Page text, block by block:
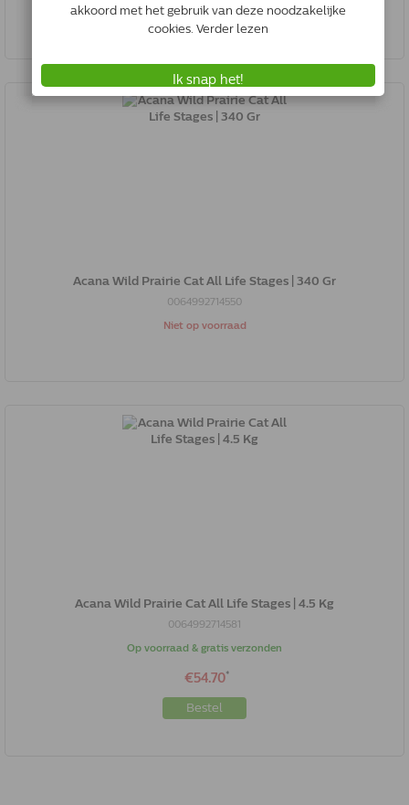
Bestel
Acana Wild Prairie Cat All Life Stages | 340 Gr
0064992714550
Niet op voorraad
Acana Wild Prairie Cat All Life Stages | 4.5 Kg
0064992714581
Op voorraad & gratis verzonden
€54.70*
Bestel